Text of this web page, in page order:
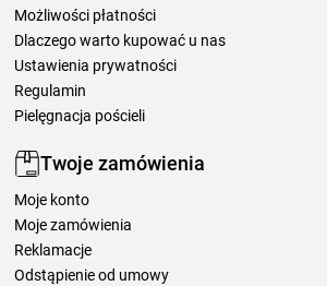
Możliwości płatności
Dlaczego warto kupować u nas
Ustawienia prywatności
Regulamin
Pielęgnacja pościeli
Twoje zamówienia
Moje konto
Moje zamówienia
Reklamacje
Odstąpienie od umowy